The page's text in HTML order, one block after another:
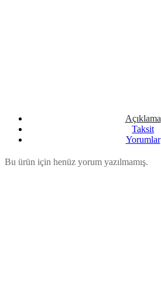
Açıklama
Taksit
Yorumlar
Bu ürün için henüz yorum yazılmamış.